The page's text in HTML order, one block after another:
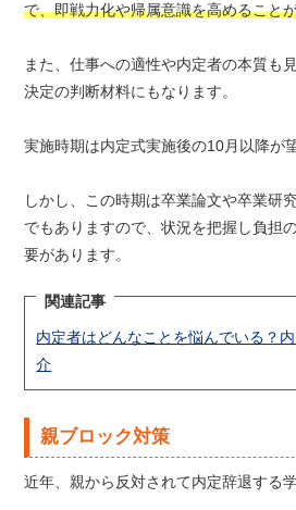
で、即戦力化や帰属意識を高めること
また、仕事への適性や内定者の本質も
決定の判断材料にもなります。
実施時期は内定式実施後の10月以降が
しかし、この時期は卒業論文や卒業研
でもありますので、状況を把握し負担
要があります。
関連記事
内定者はどんなことを悩んでいる？
介
親ブロック対策
近年、親から反対されて内定辞退する